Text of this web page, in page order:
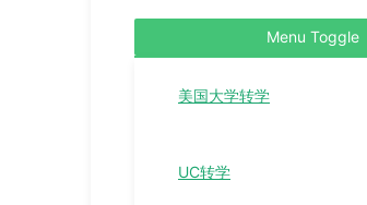
Menu Toggle
美国大学转学
UC转学